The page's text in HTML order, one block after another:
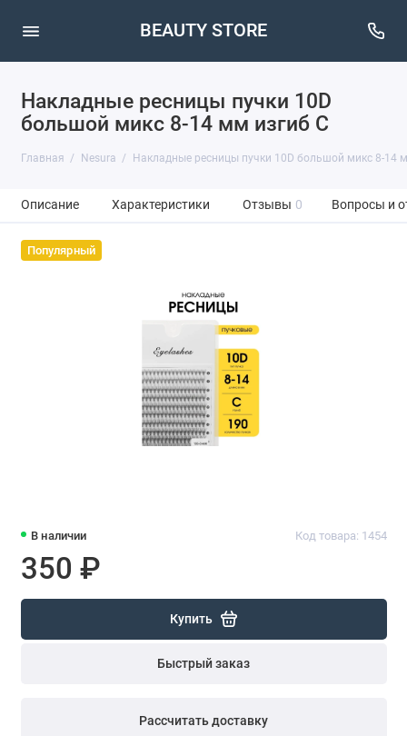
BEAUTY STORE
Накладные ресницы пучки 10D
большой микс 8-14 мм изгиб С
Главная Nesura Накладные ресницы пучки 10D большой микс 8-14
Описание Характеристики Отзывы 0 Вопросы и
Популярный
В наличии Код товара: 1454
350 ₽
Купить
Быстрый заказ
Рассчитать доставку